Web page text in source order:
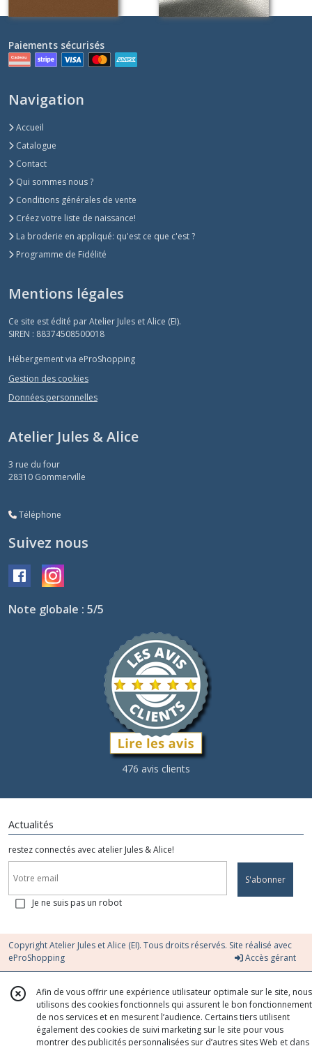
Paiements sécurisés
Navigation
Accueil
Catalogue
Contact
Qui sommes nous ?
Conditions générales de vente
Créez votre liste de naissance!
La broderie en appliqué: qu'est ce que c'est ?
Programme de Fidélité
Mentions légales
Ce site est édité par Atelier Jules et Alice (EI).
SIREN : 88374508500018
Hébergement via eProShopping
Gestion des cookies
Données personnelles
Atelier Jules & Alice
3 rue du four
28310 Gommerville
Téléphone
Suivez nous
Note globale : 5/5
476 avis clients
Actualités
restez connectés avec atelier Jules & Alice!
S'abonner
Je ne suis pas un robot
Copyright Atelier Jules et Alice (EI). Tous droits réservés. Site réalisé avec
eProShopping
Accès gérant
Afin de vous offrir une expérience utilisateur optimale sur le site, nous
utilisons des cookies fonctionnels qui assurent le bon fonctionnement
de nos services et en mesurent l’audience. Certains tiers utilisent
également des cookies de suivi marketing sur le site pour vous
montrer des publicités personnalisées sur d’autres sites Web et dans